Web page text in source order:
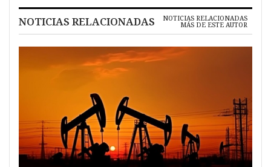
NOTICIAS RELACIONADAS NOTICIAS RELACIONADAS
MÁS DE ESTE AUTOR